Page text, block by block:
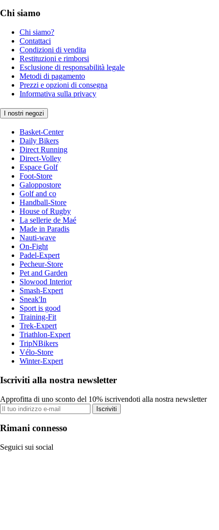
Chi siamo
Chi siamo?
Contattaci
Condizioni di vendita
Restituzioni e rimborsi
Esclusione di responsabilità legale
Metodi di pagamento
Prezzi e opzioni di consegna
Informativa sulla privacy
I nostri negozi
Basket-Center
Daily Bikers
Direct Running
Direct-Volley
Espace Golf
Foot-Store
Galoppostore
Golf and co
Handball-Store
House of Rugby
La sellerie de Maé
Made in Paradis
Nauti-wave
On-Fight
Padel-Expert
Pecheur-Store
Pet and Garden
Slowood Interior
Smash-Expert
Sneak'In
Sport is good
Training-Fit
Trek-Expert
Triathlon-Expert
TripNBikers
Vélo-Store
Winter-Expert
Iscriviti alla nostra newsletter
Approfitta di uno sconto del 10% iscrivendoti alla nostra newsletter
Iscriviti
Rimani connesso
Seguici sui social